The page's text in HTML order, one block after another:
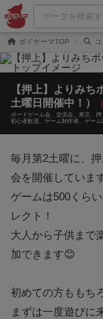
ボドゲーマTOP
【押上】よりみ
土曜日開催中！）
ボードゲーム会 交流会 東京 押
初心者歓迎
ゲーム制作者 ゲーム
毎月第2土曜に、
会を開催していま
ゲームは500くら
レクト！
大人から子供まで
加できます😊
初めての方ももち
まずは一度遊びに